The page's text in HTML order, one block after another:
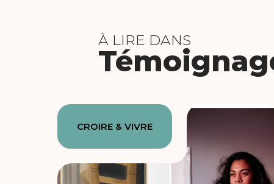
À LIRE DANS
CROIRE & VIVRE